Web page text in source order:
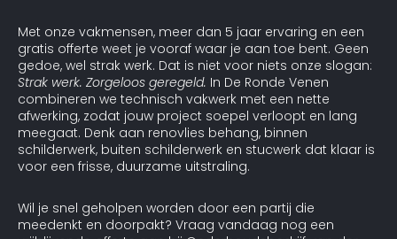
Met onze vakmensen, meer dan 5 jaar ervaring en een
gratis offerte weet je vooraf waar je aan toe bent. Geen
gedoe, wel strak werk. Dat is niet voor niets onze slogan:
Strak werk. Zorgeloos geregeld. In De Ronde Venen
combineren we technisch vakwerk met een nette
afwerking, zodat jouw project soepel verloopt en lang
meegaat. Denk aan renovlies behang, binnen
schilderwerk, buiten schilderwerk en stucwerk dat klaar is
voor een frisse, duurzame uitstraling.
Wil je snel geholpen worden door een partij die
meedenkt en doorpakt? Vraag vandaag nog een